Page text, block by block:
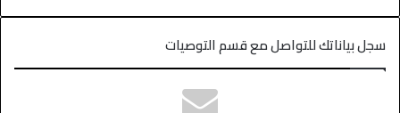
سجل بياناتك للتواصل مع قسم التوصيات